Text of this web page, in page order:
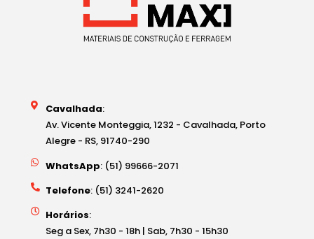
Cavalhada:
Av. Vicente Monteggia, 1232 - Cavalhada, Porto
Alegre - RS, 91740-290
WhatsApp: (51) 99666-2071
Telefone: (51) 3241-2620
Horários:
Seg a Sex, 7h30 - 18h | Sab, 7h30 - 15h30